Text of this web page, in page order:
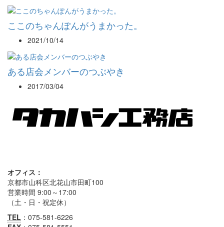
ここのちゃんぽんがうまかった。
2021/10/14
ある店会メンバーのつぶやき
2017/03/04
オフィス：
京都市山科区北花山市田町100
営業時間 9:00～17:00
（土・日・祝定休）
TEL ：075-581-6226